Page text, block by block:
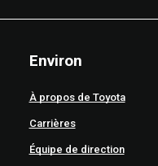
Environ
À propos de Toyota
Carrières
Équipe de direction